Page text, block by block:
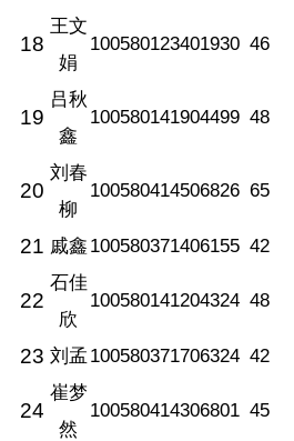
18
王文
娟
100580123401930 46
19
吕秋
鑫
100580141904499 48
20
刘春
柳
100580414506826 65
21 戚鑫 100580371406155 42
22
石佳
欣
100580141204324 48
23 刘孟 100580371706324 42
24
崔梦
然
100580414306801 45